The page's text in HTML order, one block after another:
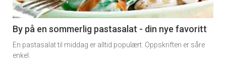
-
5
By på en sommerlig pastasalat - din nye favoritt
En pastasalat til middag er alltid populært. Oppskriften er såre
enkel.